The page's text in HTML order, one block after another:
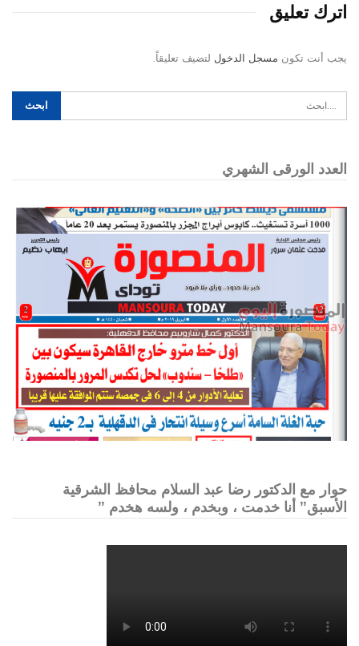
اترك تعليق
يجب أنت تكون مسجل الدخول لتضيف تعليقاً.
العدد الورقى الشهري
حوار مع الدكتور رضا عبد السلام محافظ الشرقية
الأسبق” أنا خدمت ، وبخدم ، ولسه هخدم ”